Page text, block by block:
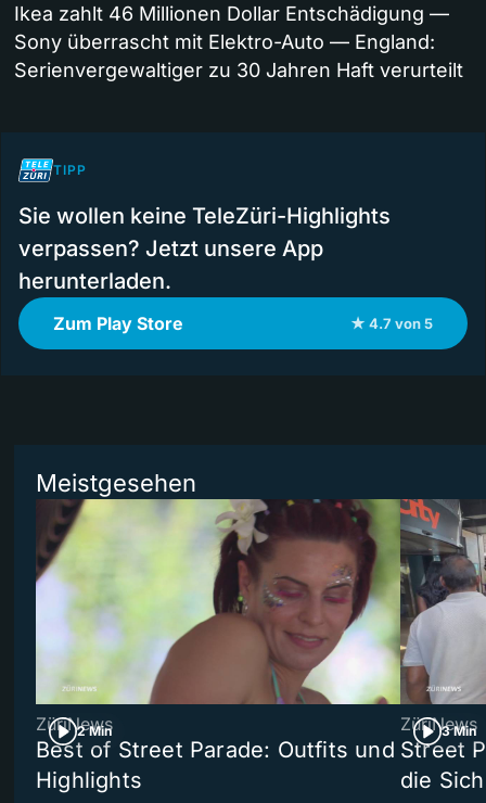
Ikea zahlt 46 Millionen Dollar Entschädigung —
Sony überrascht mit Elektro-Auto — England:
Serienvergewaltiger zu 30 Jahren Haft verurteilt
TIPP
Sie wollen keine TeleZüri-Highlights
verpassen? Jetzt unsere App
herunterladen.
Zum Play Store ★ 4.7 von 5
Meistgesehen
2 Min
ZüriNews
Best of Street Parade: Outfits und
Highlights
3 Min
ZüriNews
Street
die